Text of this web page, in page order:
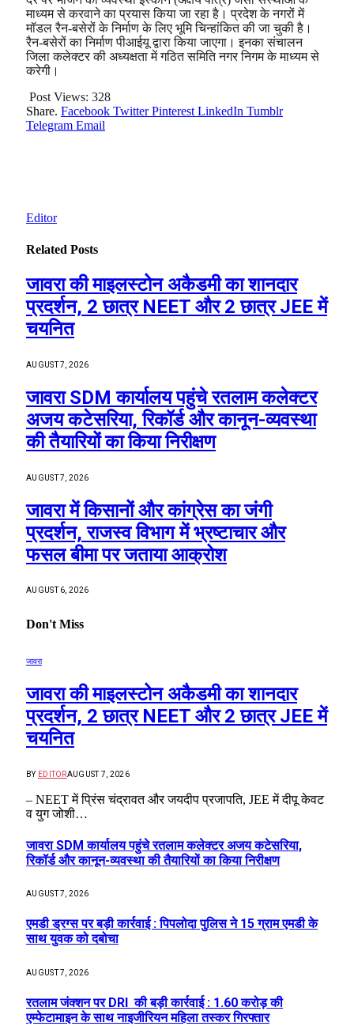
माध्यम से करवाने का प्रयास किया जा रहा है। प्रदेश के नगरों में
मॉडल रैन-बसेरों के निर्माण के लिए भूमि चिन्हांकित की जा चुकी है।
रैन-बसेरों का निर्माण पीआईयू द्वारा किया जाएगा। इनका संचालन
जिला कलेक्टर की अध्यक्षता में गठित समिति नगर निगम के माध्यम से
करेगी।
Post Views: 328
Share. Facebook Twitter Pinterest LinkedIn Tumblr
Telegram Email
Editor
Related Posts
जावरा की माइलस्टोन अकैडमी का शानदार
प्रदर्शन, 2 छात्र NEET और 2 छात्र JEE में
चयनित
AUGUST 7, 2026
जावरा SDM कार्यालय पहुंचे रतलाम कलेक्टर
अजय कटेसरिया, रिकॉर्ड और कानून-व्यवस्था
की तैयारियों का किया निरीक्षण
AUGUST 7, 2026
जावरा में किसानों और कांग्रेस का जंगी
प्रदर्शन, राजस्व विभाग में भ्रष्टाचार और
फसल बीमा पर जताया आक्रोश
AUGUST 6, 2026
Don't Miss
जावरा
जावरा की माइलस्टोन अकैडमी का शानदार
प्रदर्शन, 2 छात्र NEET और 2 छात्र JEE में
चयनित
BY EDITORAUGUST 7, 2026
– NEET में प्रिंस चंद्रावत और जयदीप प्रजापति, JEE में दीपू केवट
व युग जोशी…
जावरा SDM कार्यालय पहुंचे रतलाम कलेक्टर अजय कटेसरिया,
रिकॉर्ड और कानून-व्यवस्था की तैयारियों का किया निरीक्षण
AUGUST 7, 2026
एमडी ड्रग्स पर बड़ी कार्रवाई : पिपलोदा पुलिस ने 15 ग्राम एमडी के
साथ युवक को दबोचा
AUGUST 7, 2026
रतलाम जंक्शन पर DRI की बड़ी कार्रवाई : 1.60 करोड़ की
एम्फेटामाइन के साथ नाइजीरियन महिला तस्कर गिरफ्तार